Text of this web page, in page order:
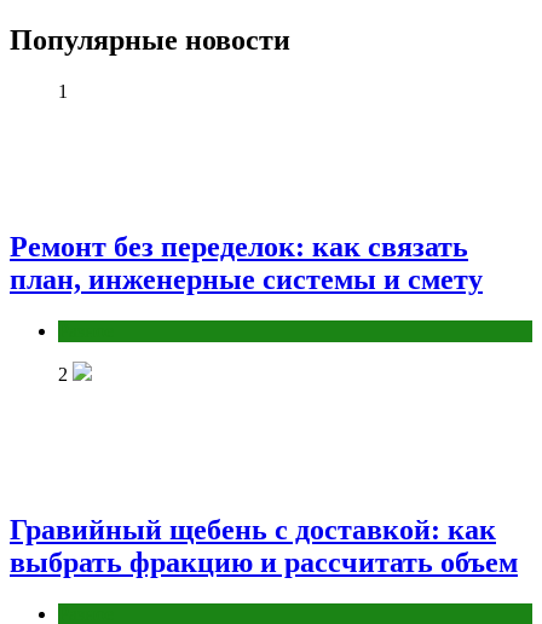
Популярные новости
1
Ремонт без переделок: как связать
план, инженерные системы и смету
2
Гравийный щебень с доставкой: как
выбрать фракцию и рассчитать объем